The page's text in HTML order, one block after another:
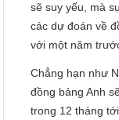
sẽ suy yếu, mà
các dự đoán về
với một năm
Chẳng hạn như
đồng bảng Anh
trong 12 tháng